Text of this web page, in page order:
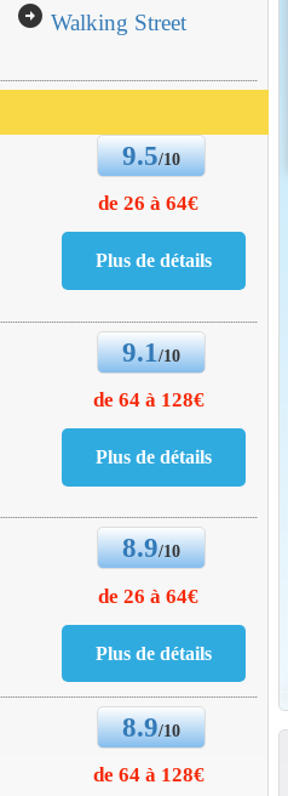
arrow_circle_right Walking Street
9.5/10
de 26 à 64€
9.1/10
de 64 à 128€
8.9/10
de 26 à 64€
8.9/10
de 64 à 128€